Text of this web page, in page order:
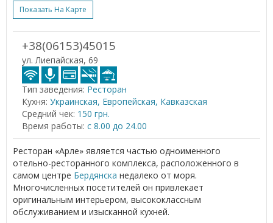
Показать На Карте
+38(06153)45015
ул. Лиепайская, 69
Тип заведения: Ресторан
Кухня: Украинская, Европейская, Кавказская
Средний чек: 150 грн.
Время работы: с 8.00 до 24.00
Ресторан «Арле» является частью одноименного
отельно-ресторанного комплекса, расположенного в
самом центре Бердянска недалеко от моря.
Многочисленных посетителей он привлекает
оригинальным интерьером, высококлассным
обслуживанием и изысканной кухней.